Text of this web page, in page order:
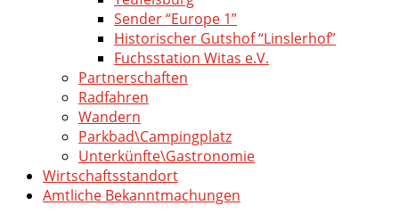
Sender “Europe 1”
Historischer Gutshof “Linslerhof”
Fuchsstation Witas e.V.
Partnerschaften
Radfahren
Wandern
Parkbad\Campingplatz
Unterkünfte\Gastronomie
Wirtschaftsstandort
Amtliche Bekanntmachungen